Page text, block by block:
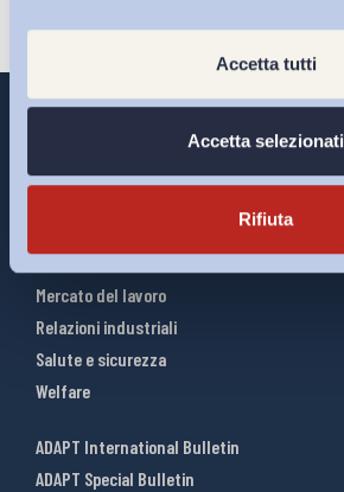
Accetta tutti
Accetta selezionati
Rifiuta
Riforme del lavoro
Mercato del lavoro
Relazioni industriali
Salute e sicurezza
Welfare
ADAPT International Bulletin
ADAPT Special Bulletin